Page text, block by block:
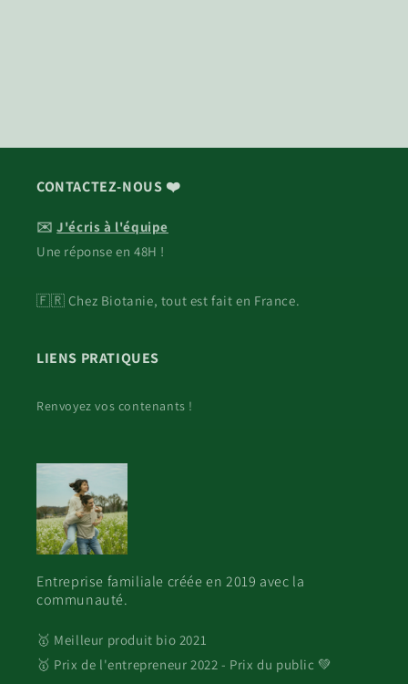
CONTACTEZ-NOUS ❤️
✉️J'écris à l'équipe
Une réponse en 48H !
🇫🇷 Chez Biotanie, tout est fait en France.
LIENS PRATIQUES
Renvoyez vos contenants !
Entreprise familiale créée en 2019 avec la
communauté.
🥇 Meilleur produit bio 2021
🥇 Prix de l'entrepreneur 2022 - Prix du public 💚